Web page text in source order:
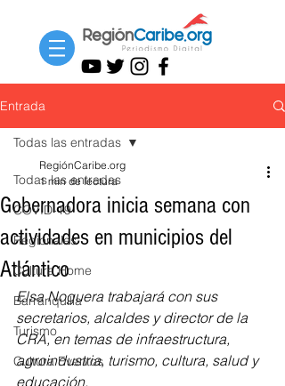
Entrada
Todas las entradas
COVID-19
Regionales
Cultura Home
Barranquilla
Turismo
Cultura Eventos
Todas las entradas
Gobernadora inicia semana con
actividades en municipios del
Atlántico
RegiónCaribe.org
1 min de lectura
Elsa Noguera trabajará con sus
secretarios, alcaldes y director de la
CRA, en temas de infraestructura,
agroindustria, turismo, cultura, salud y
educación.